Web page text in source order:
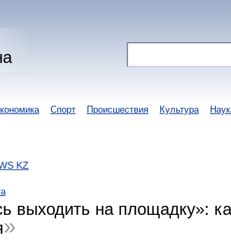
Спорт Происшествия Культура
выходить на площадку»: